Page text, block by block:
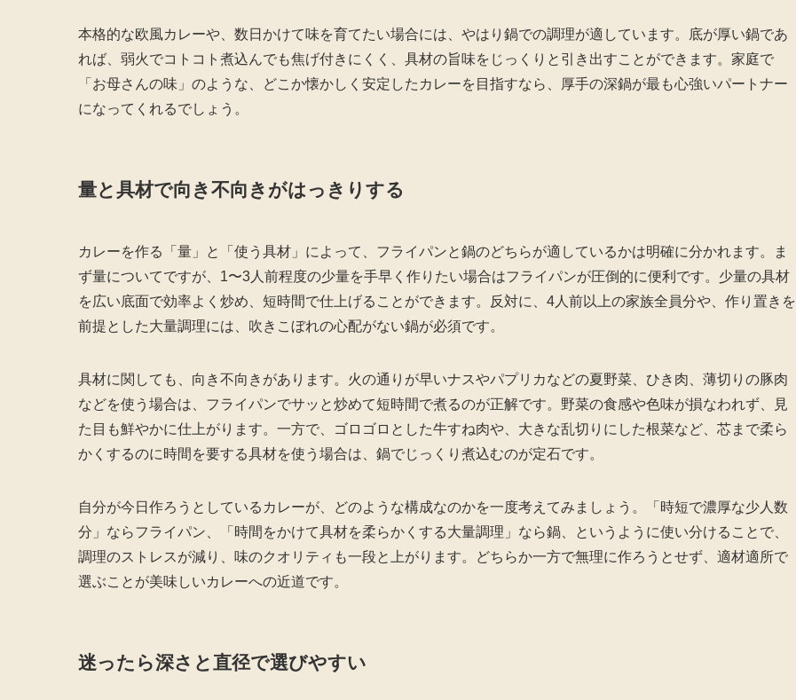
本格的な欧風カレーや、数日かけて味を育てたい場合には、やはり鍋での調理が適しています。底が厚い鍋であ
れば、弱火でコトコト煮込んでも焦げ付きにくく、具材の旨味をじっくりと引き出すことができます。家庭で
「お母さんの味」のような、どこか懐かしく安定したカレーを目指すなら、厚手の深鍋が最も心強いパートナー
になってくれるでしょう。
量と具材で向き不向きがはっきりする
カレーを作る「量」と「使う具材」によって、フライパンと鍋のどちらが適しているかは明確に分かれます。ま
ず量についてですが、1〜3人前程度の少量を手早く作りたい場合はフライパンが圧倒的に便利です。少量の具材
を広い底面で効率よく炒め、短時間で仕上げることができます。反対に、4人前以上の家族全員分や、作り置きを
前提とした大量調理には、吹きこぼれの心配がない鍋が必須です。
具材に関しても、向き不向きがあります。火の通りが早いナスやパプリカなどの夏野菜、ひき肉、薄切りの豚肉
などを使う場合は、フライパンでサッと炒めて短時間で煮るのが正解です。野菜の食感や色味が損なわれず、見
た目も鮮やかに仕上がります。一方で、ゴロゴロとした牛すね肉や、大きな乱切りにした根菜など、芯まで柔ら
かくするのに時間を要する具材を使う場合は、鍋でじっくり煮込むのが定石です。
自分が今日作ろうとしているカレーが、どのような構成なのかを一度考えてみましょう。「時短で濃厚な少人数
分」ならフライパン、「時間をかけて具材を柔らかくする大量調理」なら鍋、というように使い分けることで、
調理のストレスが減り、味のクオリティも一段と上がります。どちらか一方で無理に作ろうとせず、適材適所で
選ぶことが美味しいカレーへの近道です。
迷ったら深さと直径で選びやすい